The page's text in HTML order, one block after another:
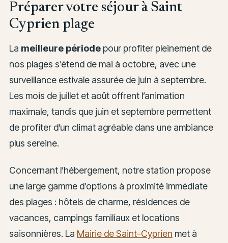
Préparer votre séjour à Saint
Cyprien plage
La meilleure périodepour profiter pleinement de
nos plages s’étend de mai à octobre, avec une
surveillance estivale assurée de juin à septembre.
Les mois de juillet et août offrent l’animation
maximale, tandis que juin et septembre permettent
de profiter d’un climat agréable dans une ambiance
plus sereine.
Concernant l’hébergement, notre station propose
une large gamme d’options à proximité immédiate
des plages : hôtels de charme, résidences de
vacances, campings familiaux et locations
saisonnières. La Mairie de Saint-Cyprien met à